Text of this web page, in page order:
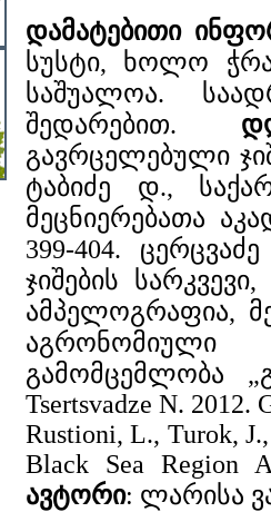
დამატებითი
სუსტი, ხოლო
საშუალოა.
შედარებით.
გავრცელებული
ტაბიძე დ.,
მეცნიერებათა
399-404.
ჯიშების
ამპელოგრაფია,
აგრონომიული
გამომცემლობა
Tsertsvadze N. 2012.
Rustioni, L., Turok,
Black Sea Region
ავტორი: ლარისა